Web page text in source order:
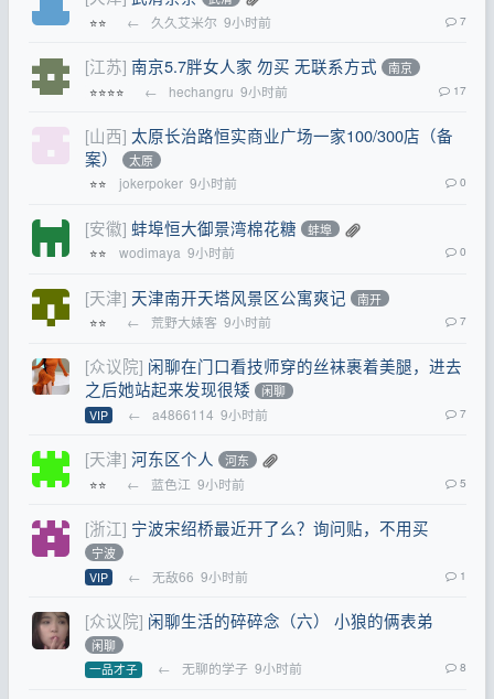
⭐⭐ ← 久久艾米尔 9小时前 7
[江苏] 南京5.7胖女人家 勿买 无联系方式 南京
⭐⭐⭐⭐ ← hechangru 9小时前 17
[山西] 太原长治路恒实商业广场一家100/300店（备
案）
太原
⭐⭐ jokerpoker 9小时前 0
[安徽] 蚌埠恒大御景湾棉花糖 蚌埠
⭐⭐ wodimaya 9小时前 0
[天津] 天津南开天塔风景区公寓爽记 南开
⭐⭐ ← 荒野大婊客 9小时前 7
[众议院] 闲聊在门口看技师穿的丝袜裹着美腿，进去
之后她站起来发现很矮
闲聊
VIP ← a4866114 9小时前 7
[天津] 河东区个人 河东
⭐⭐ ← 蓝色江 9小时前 5
[浙江] 宁波宋绍桥最近开了么？询问贴，不用买
宁波
VIP ← 无敌66 9小时前 1
[众议院] 闲聊生活的碎碎念（六） 小狼的俩表弟
闲聊
一品才子 ← 无聊的学子 9小时前 8